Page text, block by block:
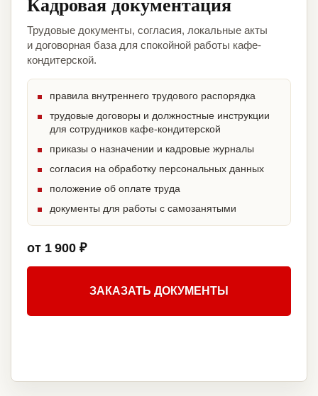
Трудовые документы, согласия, локальные акты
и договорная база для спокойной работы кафе-
кондитерской.
правила внутреннего трудового распорядка
трудовые договоры и должностные инструкции
для сотрудников кафе-кондитерской
приказы о назначении и кадровые журналы
согласия на обработку персональных данных
положение об оплате труда
документы для работы с самозанятыми
от 1 900 ₽
ЗАКАЗАТЬ ДОКУМЕНТЫ